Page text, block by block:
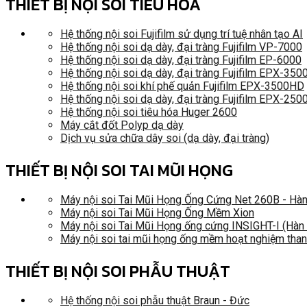
Hệ thống nội soi Fujifilm sử dụng trí tuệ nhân tạo AI
Hệ thống nội soi dạ dày, đại tràng Fujifilm VP-7000
Hệ thống nội soi dạ dày, đại tràng Fujifilm EP-6000
Hệ thống nội soi dạ dày, đại tràng Fujifilm EPX-
Hệ thống nội soi khí phế quản Fujifilm EPX-3500HD
Hệ thống nội soi dạ dày, đại tràng Fujifilm EPX-
Hệ thống nội soi tiêu hóa Huger 2600
Máy cắt đốt Polyp dạ dày
Dịch vụ sửa chữa dây soi (dạ dày, đại tràng)
THIẾT BỊ NỘI SOI TAI MŨI HỌNG
Máy nội soi Tai Mũi Họng Ống Cứng Net 260B -
Máy nội soi Tai Mũi Họng Ống Mềm Xion
Máy nội soi Tai Mũi Họng ống cứng INSIGHT-I (Hàn
Máy nội soi tai mũi họng ống mềm hoạt nghiệm
THIẾT BỊ NỘI SOI PHẪU THUẬT
Hệ thống nội soi phẫu thuật Braun - Đức